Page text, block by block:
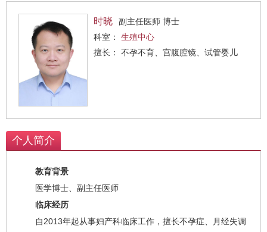
时晓
副主任医师 博士
科室： 生殖中心
擅长： 不孕不育、宫腹腔镜、试管婴儿
个人简介
教育背景
医学博士、副主任医师
临床经历
自2013年起从事妇产科临床工作，擅长不孕症、月经失调